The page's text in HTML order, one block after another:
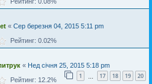
« Сер березня 04, 2015 5:11 pm
Рейтинг: 0.02%
« Нед січня 25, 2015 5:18 pm
1 17 18 19 20
Рейтинг: 12.2%